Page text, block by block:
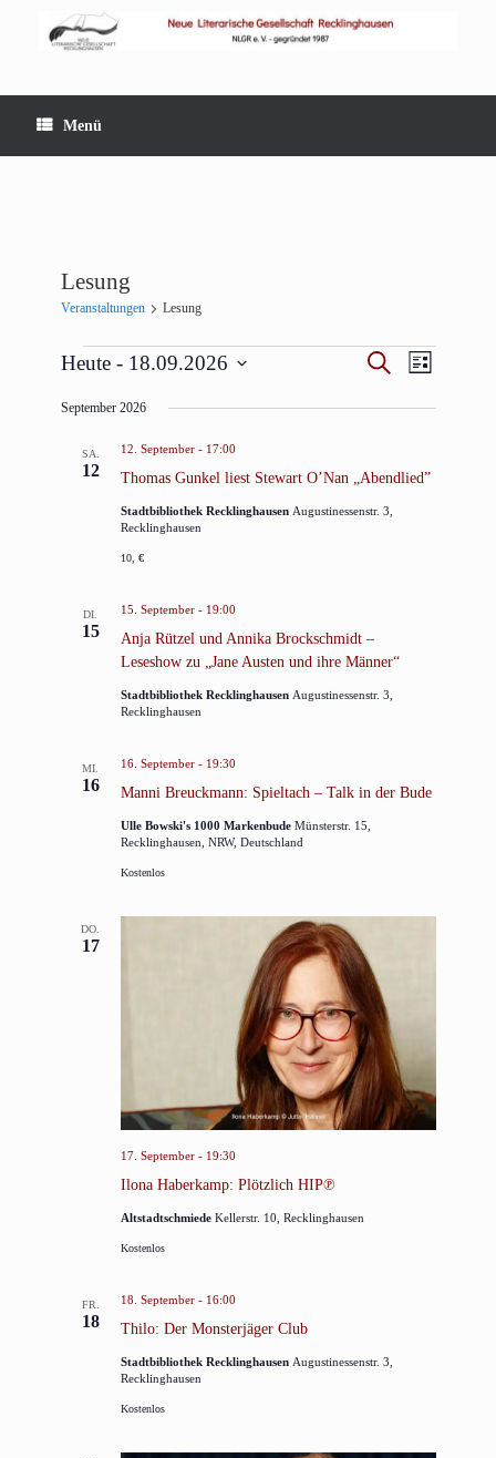
Menü
Lesung
Veranstaltungen Lesung
Veranstaltungen
Veranstaltungen
Suche
Suche
Ansichten-
Liste
Heute - 18.09.2026
wählen.
September 2026
SA.
12 Thomas Gunkel liest Stewart O’Nan „Abendlied”
12. September - 17:00
Stadtbibliothek Recklinghausen Augustinessenstr. 3,
Recklinghausen
10, €
DI.
15
Anja Rützel und Annika Brockschmidt –
Leseshow zu „Jane Austen und ihre Männer“
15. September - 19:00
Stadtbibliothek Recklinghausen Augustinessenstr. 3,
Recklinghausen
MI.
16 Manni Breuckmann: Spieltach – Talk in der Bude
16. September - 19:30
Ulle Bowski's 1000 Markenbude Münsterstr. 15,
Recklinghausen, NRW, Deutschland
Kostenlos
DO.
17
Ilona Haberkamp: Plötzlich HIP℗
17. September - 19:30
Altstadtschmiede Kellerstr. 10, Recklinghausen
Kostenlos
FR.
18 Thilo: Der Monsterjäger Club
18. September - 16:00
Stadtbibliothek Recklinghausen Augustinessenstr. 3,
Recklinghausen
Kostenlos